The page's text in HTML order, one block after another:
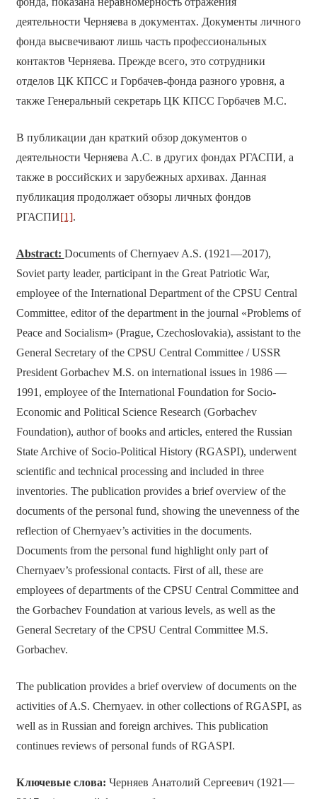
деятельности Черняева в документах. Документы личного
фонда высвечивают лишь часть профессиональных
контактов Черняева. Прежде всего, это сотрудники
отделов ЦК КПСС и Горбачев-фонда разного уровня, а
также Генеральный секретарь ЦК КПСС Горбачев М.С.
В публикации дан краткий обзор документов о
деятельности Черняева А.С. в других фондах РГАСПИ, а
также в российских и зарубежных архивах. Данная
публикация продолжает обзоры личных фондов
РГАСПИ[1].
Abstract: Documents of Chernyaev A.S. (1921—2017),
Soviet party leader, participant in the Great Patriotic War,
employee of the International Department of the CPSU Central
Committee, editor of the department in the journal «Problems of
Peace and Socialism» (Prague, Czechoslovakia), assistant to the
General Secretary of the CPSU Central Committee / USSR
President Gorbachev M.S. on international issues in 1986 —
1991, employee of the International Foundation for Socio-
Economic and Political Science Research (Gorbachev
Foundation), author of books and articles, entered the Russian
State Archive of Socio-Political History (RGASPI), underwent
scientific and technical processing and included in three
inventories. The publication provides a brief overview of the
documents of the personal fund, showing the unevenness of the
reflection of Chernyaev’s activities in the documents.
Documents from the personal fund highlight only part of
Chernyaev’s professional contacts. First of all, these are
employees of departments of the CPSU Central Committee and
the Gorbachev Foundation at various levels, as well as the
General Secretary of the CPSU Central Committee M.S.
Gorbachev.
The publication provides a brief overview of documents on the
activities of A.S. Chernyaev. in other collections of RGASPI, as
well as in Russian and foreign archives. This publication
continues reviews of personal funds of RGASPI.
Ключевые слова: Черняев Анатолий Сергеевич (1921—